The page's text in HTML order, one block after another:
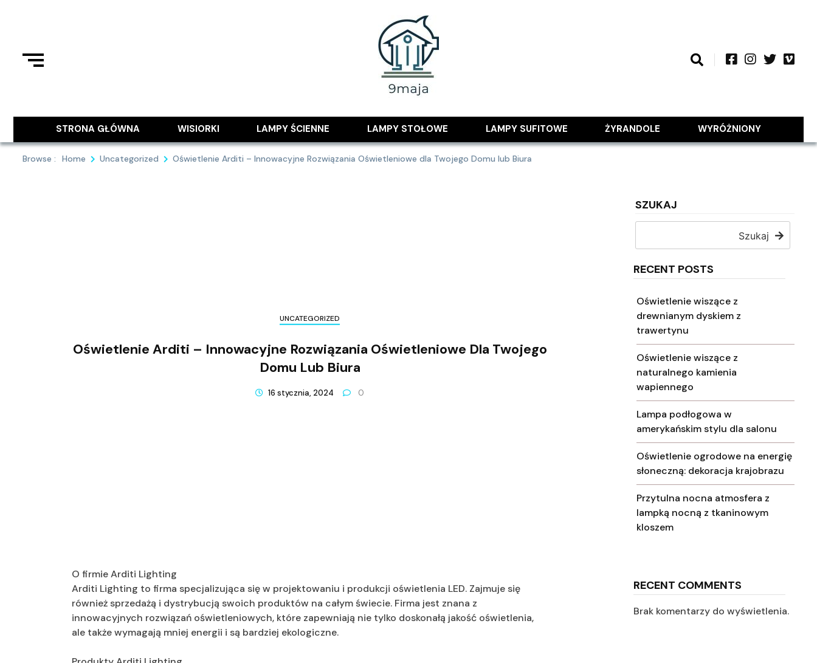
9MAJA
STRONA GŁÓWNA
WISIORKI LAMPY ŚCIENNE LAMPY STOŁOWE LAMPY SUFITOWE ŻYRANDOLE WYRÓŻNIONY
Browse : Home Uncategorized Oświetlenie Arditi – Innowacyjne Rozwiązania Oświetleniowe dla Twojego Domu lub Biura
SZUKAJ
Szukaj
RECENT POSTS
Oświetlenie wiszące z
drewnianym dyskiem z
trawertynu
Oświetlenie wiszące z
naturalnego kamienia
wapiennego
Lampa podłogowa w
amerykańskim stylu dla salonu
Oświetlenie ogrodowe na energię
słoneczną: dekoracja krajobrazu
Przytulna nocna atmosfera z
lampką nocną z tkaninowym
kloszem
RECENT COMMENTS
Brak komentarzy do wyświetlenia.
UNCATEGORIZED
Oświetlenie Arditi – Innowacyjne Rozwiązania Oświetleniowe Dla Twojego
Domu Lub Biura
16 stycznia, 2024 0
O firmie Arditi Lighting
Arditi Lighting to firma specjalizująca się w projektowaniu i produkcji oświetlenia LED. Zajmuje się
również sprzedażą i dystrybucją swoich produktów na całym świecie. Firma jest znana z
innowacyjnych rozwiązań oświetleniowych, które zapewniają nie tylko doskonałą jakość oświetlenia,
ale także wymagają mniej energii i są bardziej ekologiczne.